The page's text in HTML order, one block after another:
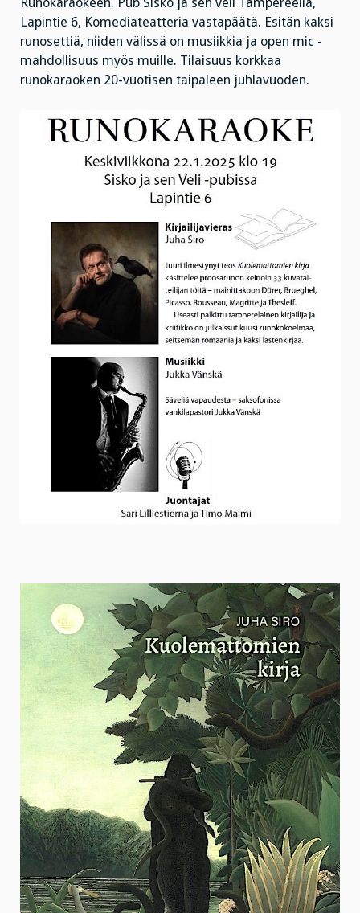
Lapintie 6, Komediateatteria vastapäätä. Esitän kaksi
runosettiä, niiden välissä on musiikkia ja open mic -
mahdollisuus myös muille. Tilaisuus korkkaa
runokaraoken 20-vuotisen taipaleen juhlavuoden.